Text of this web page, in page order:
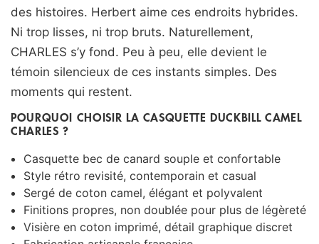
des histoires. Herbert aime ces endroits hybrides.
Ni trop lisses, ni trop bruts. Naturellement,
CHARLES s’y fond. Peu à peu, elle devient le
témoin silencieux de ces instants simples. Des
moments qui restent.
POURQUOI CHOISIR LA CASQUETTE DUCKBILL CAMEL
CHARLES ?
Casquette bec de canard souple et confortable
Style rétro revisité, contemporain et casual
Sergé de coton camel, élégant et polyvalent
Finitions propres, non doublée pour plus de légèreté
Visière en coton imprimé, détail graphique discret